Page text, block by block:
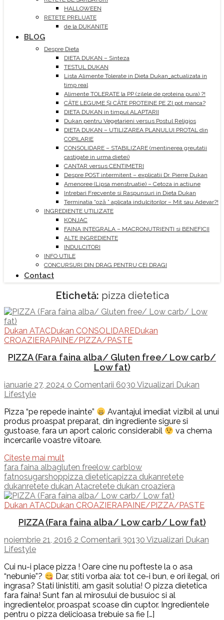
HALLOWEEN
RETETE PRELUATE
de la DUKANITE
BLOG
Despre Dieta
DIETA DUKAN – Sinteza
TESTUL DUKAN
Lista Alimente Tolerate in Dieta Dukan_actualizata in
timp real
Alimente TOLERATE la PP (zilele de proteina pura) ?!
CÂTE LEGUME ȘI CÂTE PROTEINE PE ZI pot manca?
DIETA DUKAN in timpul ALAPTARII
Dukan pentru Vegetarieni versus Postul Religios
DIETA DUKAN – UTILIZAREA PLANULUI PROTAL din
COPILARIE
CONSOLIDARE – STABILIZARE (mentinerea greutatii
castigate in urma dietei)
CANTAR versus CENTIMETRI
Despre POST intermitent – explicatii Dr. Pierre Dukan
Amenoree (Lipsa menstruatie) – Cetoza in actiune
Intrebari Frecvente si Raspunsuri in Dieta Dukan
Terminatia “oză ” aplicata indulcitorilor – Mit sau Adevar?!
INGREDIENTE UTILIZATE
KONJAC
FAINA INTEGRALA – MACRONUTRIENTI si BENEFICII
ALTE INGREDIENTE
INDULCITORI
INFO UTILE
CONCURSURI DIN DRAG PENTRU CEI DRAGI
Contact
Etichetă: pizza dietetica
Dukan ATACDukan CONSOLIDAREDukan
CROAZIERAPAINE/PIZZA/PASTE
PIZZA (Fara faina alba/ Gluten free/ Low carb/
Low fat)
ianuarie 27, 2024 0 Comentarii 6030 Vizualizari Dukan
Lifestyle
Pizza “pe repede inainte”
Avantajul imediat vizibil al unui
produs proaspat preparat, din ingrediente sigure si
gustoase, fara un aport caloric considerabil
va chema
incercarile voastre viitoare.
Citeste mai mult
fara faina albagluten freelow carblow
fatnosugarshoppizza dieteticapizza dukanretete
dukanretete dukan Atacretete dukan croaziera
Dukan ATACDukan CROAZIERAPAINE/PIZZA/PASTE
PIZZA (Fara faina alba/ Low carb/ Low fat)
noiembrie 21, 2016 2 Comentarii 30130 Vizualizari Dukan
Lifestyle
Cui nu-i place pizza ! Oare cine nu pofteste la o asa
“nebunie”?
Dar, stiti vorba aia: tot ce-i bun, e ori ilegal, ori
ingrasa? Stati linistiti, am gasit solutia! O pizza dietetica
fara faina! Sunt fan al mirosului de busuioc si al
ingredientelor, proaspat scoase din cuptor. Ingredientele
pentru o pizza delicioasa trebuie sa fie […]